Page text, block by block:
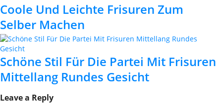
Coole Und Leichte Frisuren Zum
Selber Machen
Schöne Stil Für Die Partei Mit Frisuren
Mittellang Rundes Gesicht
Leave a Reply